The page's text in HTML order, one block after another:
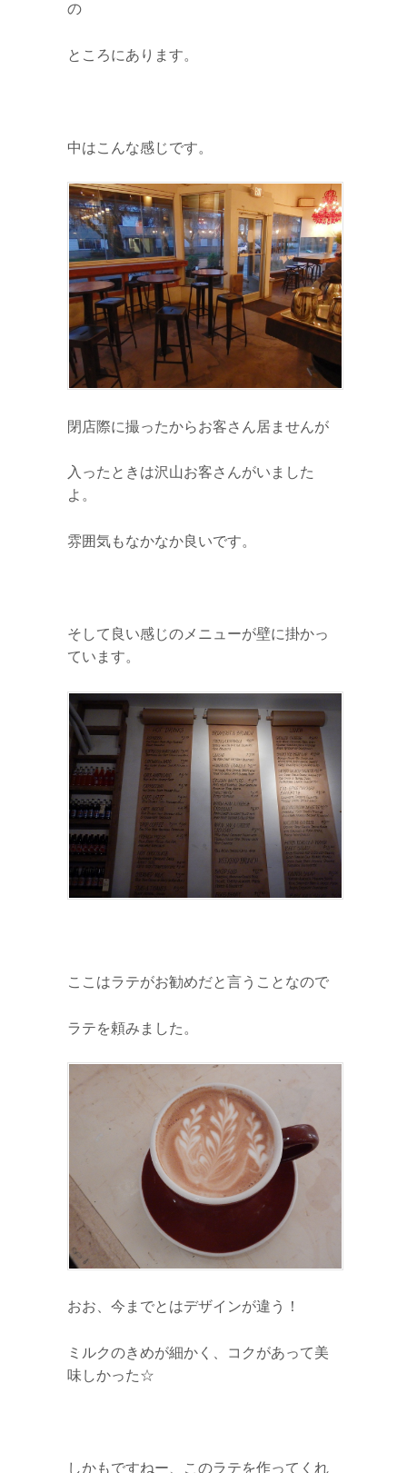
の
ところにあります。
中はこんな感じです。
閉店際に撮ったからお客さん居ませんが
入ったときは沢山お客さんがいました
よ。
雰囲気もなかなか良いです。
そして良い感じのメニューが壁に掛かっ
ています。
ここはラテがお勧めだと言うことなので
ラテを頼みました。
おお、今までとはデザインが違う！
ミルクのきめが細かく、コクがあって美
味しかった☆
しかもですねー、このラテを作ってくれ